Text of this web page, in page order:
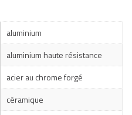
aluminium
aluminium haute résistance
acier au chrome forgé
céramique